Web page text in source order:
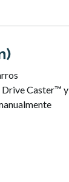
Drive Caster™ y